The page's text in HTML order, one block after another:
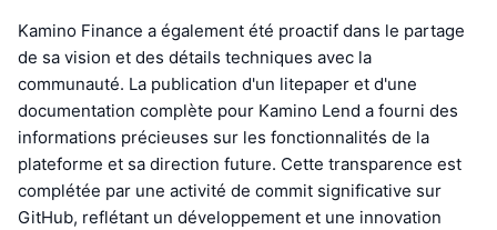
Kamino Finance a également été proactif dans le partage
de sa vision et des détails techniques avec la
communauté. La publication d'un litepaper et d'une
documentation complète pour Kamino Lend a fourni des
informations précieuses sur les fonctionnalités de la
plateforme et sa direction future. Cette transparence est
complétée par une activité de commit significative sur
GitHub, reflétant un développement et une innovation